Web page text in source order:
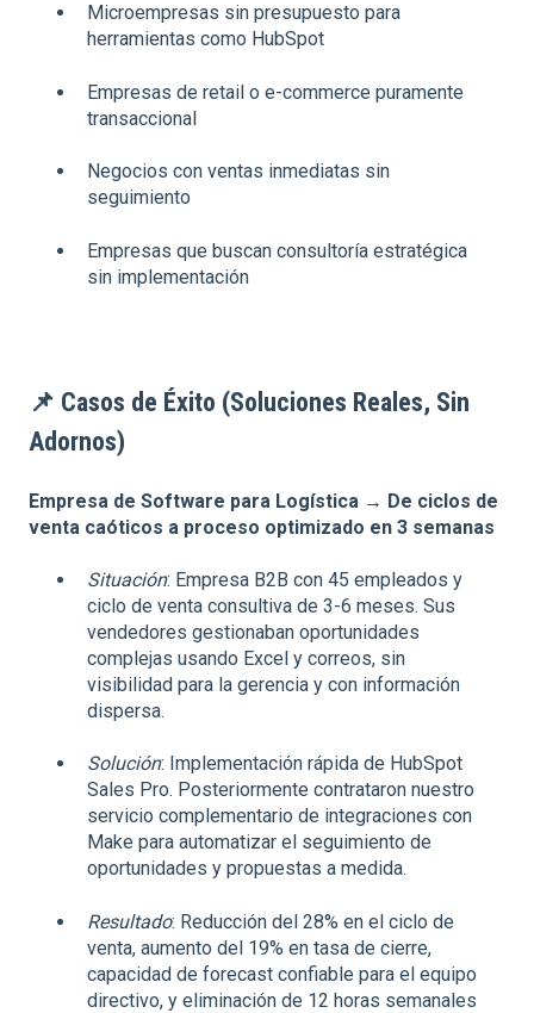
Microempresas sin presupuesto para
herramientas como HubSpot
Empresas de retail o e-commerce puramente
transaccional
Negocios con ventas inmediatas sin
seguimiento
Empresas que buscan consultoría estratégica
sin implementación
📌 Casos de Éxito (Soluciones Reales, Sin
Adornos)
Empresa de Software para Logística → De ciclos de
venta caóticos a proceso optimizado en 3 semanas
Situación: Empresa B2B con 45 empleados y
ciclo de venta consultiva de 3-6 meses. Sus
vendedores gestionaban oportunidades
complejas usando Excel y correos, sin
visibilidad para la gerencia y con información
dispersa.
Solución: Implementación rápida de HubSpot
Sales Pro. Posteriormente contrataron nuestro
servicio complementario de integraciones con
Make para automatizar el seguimiento de
oportunidades y propuestas a medida.
Resultado: Reducción del 28% en el ciclo de
venta, aumento del 19% en tasa de cierre,
capacidad de forecast confiable para el equipo
directivo, y eliminación de 12 horas semanales